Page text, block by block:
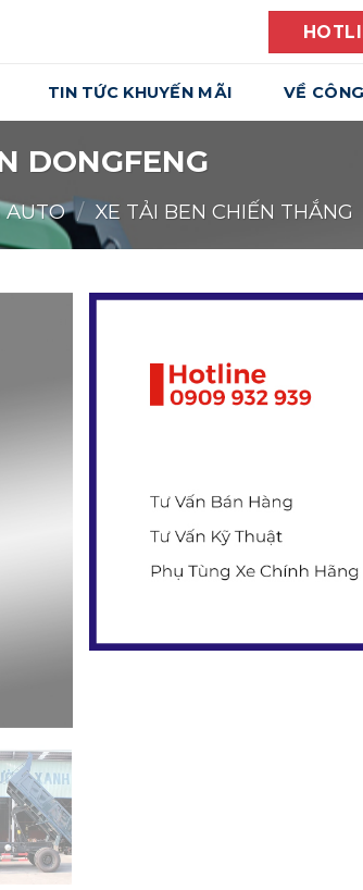
TIN TỨC KHUYẾN MÃI VỀ
DONGFENG
AUTO / XE TẢI BEN CHIẾN THẮNG